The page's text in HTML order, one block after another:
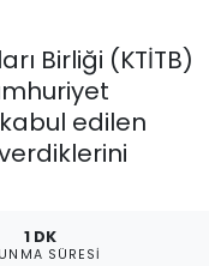
Birliği (KTİTB)
edilen
1 DK
SÜRESI